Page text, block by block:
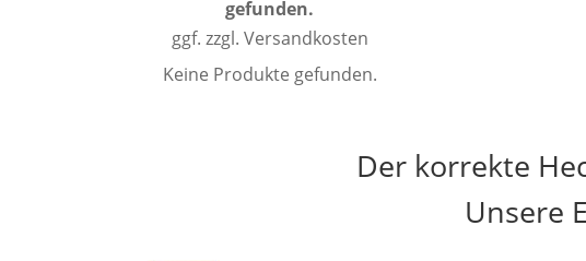
gefunden.
ggf. zzgl. Versandkosten
Keine Produkte gefunden.
Der korrekte
Unsere